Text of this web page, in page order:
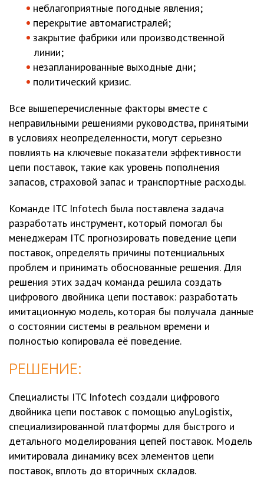
неблагоприятные погодные явления;
перекрытие автомагистралей;
закрытие фабрики или производственной
линии;
незапланированные выходные дни;
политический кризис.
Все вышеперечисленные факторы вместе с
неправильными решениями руководства, принятыми
в условиях неопределенности, могут серьезно
повлиять на ключевые показатели эффективности
цепи поставок, такие как уровень пополнения
запасов, страховой запас и транспортные расходы.
Команде ITC Infotech была поставлена задача
разработать инструмент, который помогал бы
менеджерам ITC прогнозировать поведение цепи
поставок, определять причины потенциальных
проблем и принимать обоснованные решения. Для
решения этих задач команда решила создать
цифрового двойника цепи поставок: разработать
имитационную модель, которая бы получала данные
о состоянии системы в реальном времени и
полностью копировала её поведение.
РЕШЕНИЕ:
Специалисты ITC Infotech создали цифрового
двойника цепи поставок с помощью anyLogistix,
специализированной платформы для быстрого и
детального моделирования цепей поставок. Модель
имитировала динамику всех элементов цепи
поставок, вплоть до вторичных складов.